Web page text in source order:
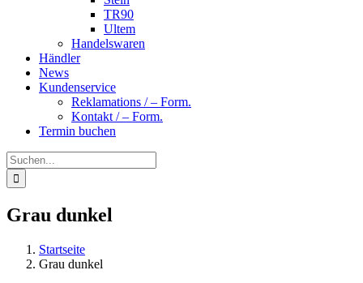
TR90
Ultem
Handelswaren
Händler
News
Kundenservice
Reklamations / – Form.
Kontakt / – Form.
Termin buchen
Suche
nach:
Grau dunkel
Startseite
Grau dunkel